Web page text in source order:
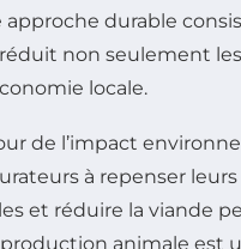
durable
non seulement
locale.
de l’impact
à repenser
et réduire la viande
animale est